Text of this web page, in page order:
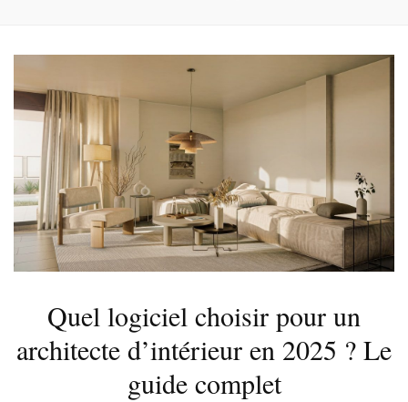
Quel logiciel choisir pour un
architecte d’intérieur en 2025 ? Le
guide complet